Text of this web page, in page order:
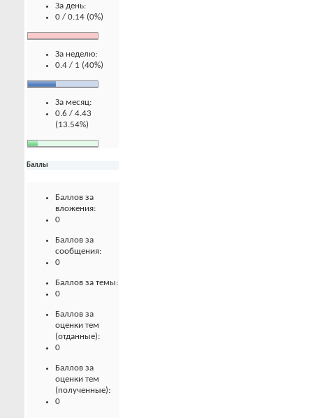
За день:
0 / 0.14 (0%)
За неделю:
0.4 / 1 (40%)
За месяц:
0.6 / 4.43
(13.54%)
Баллы
Баллов за
вложения:
0
Баллов за
сообщения:
0
Баллов за темы:
0
Баллов за
оценки тем
(отданные):
0
Баллов за
оценки тем
(полученные):
0